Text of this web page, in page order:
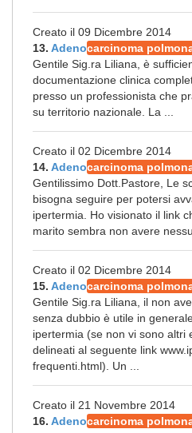
Creato il 09 Dicembre 2014
13. Adenocarcinoma
Gentile Sig.ra Liliana, è
documentazione clinica
presso un professionista che
su territorio nazionale. La ...
Creato il 02 Dicembre 2014
14. Adenocarcinoma
Gentilissimo Dott.Pastore, Le
bisogna seguire per potersi
ipertermia. Ho visionato il link
marito sembra non avere
Creato il 02 Dicembre 2014
15. Adenocarcinoma
Gentile Sig.ra Liliana, il non
senza dubbio è utile in
ipertermia (se non vi sono altri
delineati al seguente link
frequenti.html). Un ...
Creato il 21 Novembre 2014
16. Adenocarcinoma